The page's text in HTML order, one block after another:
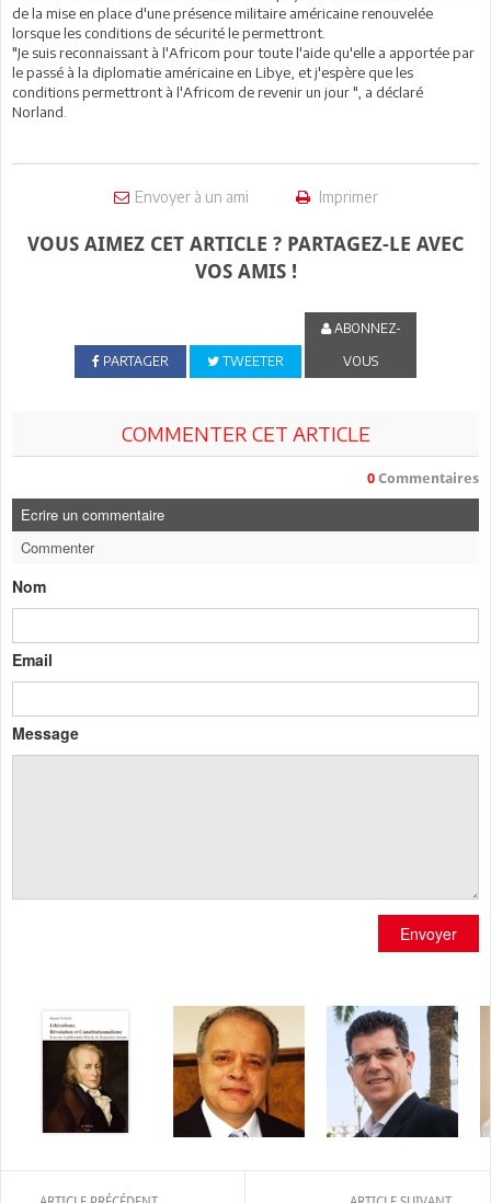
de la mise en place d'une présence militaire américaine renouvelée
lorsque les conditions de sécurité le permettront.
"Je suis reconnaissant à l'Africom pour toute l'aide qu'elle a apportée par
le passé à la diplomatie américaine en Libye, et j'espère que les
conditions permettront à l'Africom de revenir un jour ", a déclaré
Norland.
Envoyer à un ami Imprimer
VOUS AIMEZ CET ARTICLE ? PARTAGEZ-LE AVEC
VOS AMIS !
PARTAGER TWEETER
ABONNEZ-
VOUS
COMMENTER CET ARTICLE
0 Commentaires
Ecrire un commentaire
Commenter
Nom
Email
Message
Envoyer